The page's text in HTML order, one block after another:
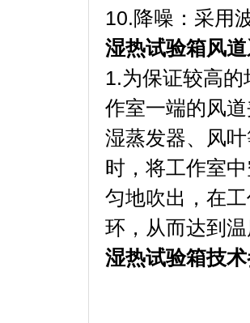
10.降噪：采
湿热试验箱风
1.为保证较高的
作室一端的风道夹
湿蒸发器、风
时，将工作
匀地吹出，在
环，从而达到
湿热试验箱技